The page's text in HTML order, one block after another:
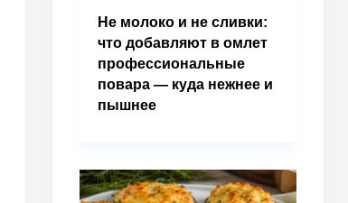
Не молоко и не сливки:
что добавляют в омлет
профессиональные
повара — куда нежнее и
пышнее